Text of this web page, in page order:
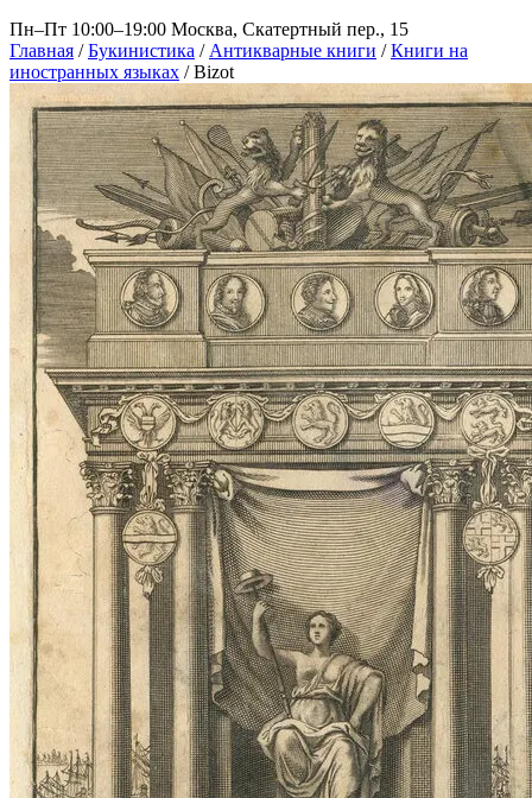
Пн–Пт 10:00–19:00 Москва, Скатертный пер., 15
Главная / Букинистика / Антикварные книги / Книги на
иностранных языках / Bizot